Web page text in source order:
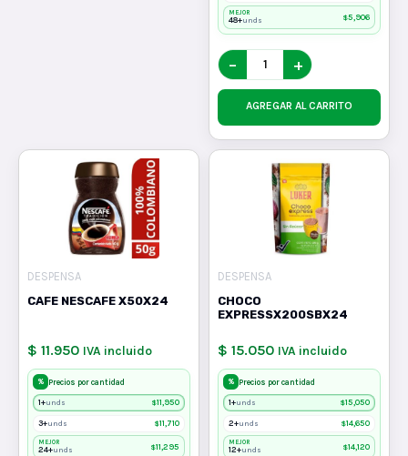
MEJOR
48+unds $5,906
− +
AGREGAR AL CARRITO
DESPENSA
CAFE NESCAFE X50X24
$ 11.950 IVA incluido
% Precios por cantidad
1+unds $11,950
3+unds $11,710
MEJOR
24+unds $11,295
DESPENSA
CHOCO
EXPRESSX200SBX24
$ 15.050 IVA incluido
% Precios por cantidad
1+unds $15,050
2+unds $14,650
MEJOR
12+unds $14,120